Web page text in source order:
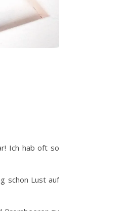
Ich hab oft so
schon Lust auf